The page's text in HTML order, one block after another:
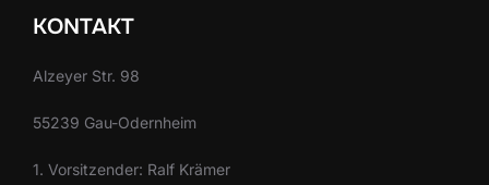
KONTAKT
Alzeyer Str. 98
55239 Gau-Odernheim
1. Vorsitzender: Ralf Krämer